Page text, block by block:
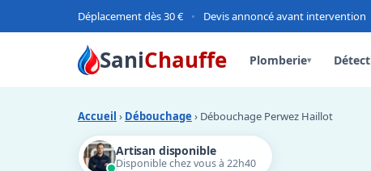
Déplacement dès 30 € • Devis annoncé avant intervention
SaniChauffe Plomberie▾
Accueil › Débouchage › Débouchage Perwez Haillot
Artisan disponible
Disponible chez vous à 22h40